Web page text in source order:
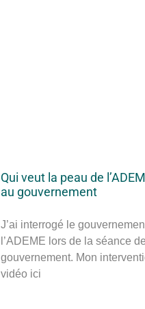
Qui veut la peau de
au gouvernement
J’ai interrogé le
l’ADEME lors de la séance
gouvernement. Mon
vidéo ici